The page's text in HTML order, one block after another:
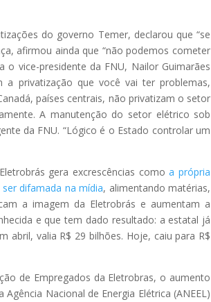
do governo Temer, declarou que “se
afirmou ainda que “não podemos cometer
vice-presidente da FNU, Nailor Guimarães
privatização que você vai ter problemas,
países centrais, não privatizam o setor
A manutenção do setor elétrico sob
da FNU. “Lógico é o Estado controlar um
gera excrescências comoa própria
difamada na mídia, alimentando matérias,
a imagem da Eletrobrás e aumentam a
e que tem dado resultado: a estatal já
abril, valia R$ 29 bilhões. Hoje, caiu para R$
de Empregados da Eletrobras, o aumento
Nacional de Energia Elétrica (ANEEL)